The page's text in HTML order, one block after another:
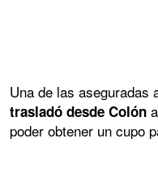
Una de las aseguradas
trasladó desde Colón
poder obtener un cupo